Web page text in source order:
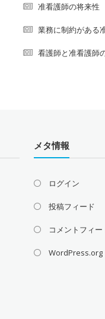
准看護師の将来性
業務に制約がある
看護師と准看護師
メタ情報
ログイン
投稿フィード
コメントフィー
WordPress.org